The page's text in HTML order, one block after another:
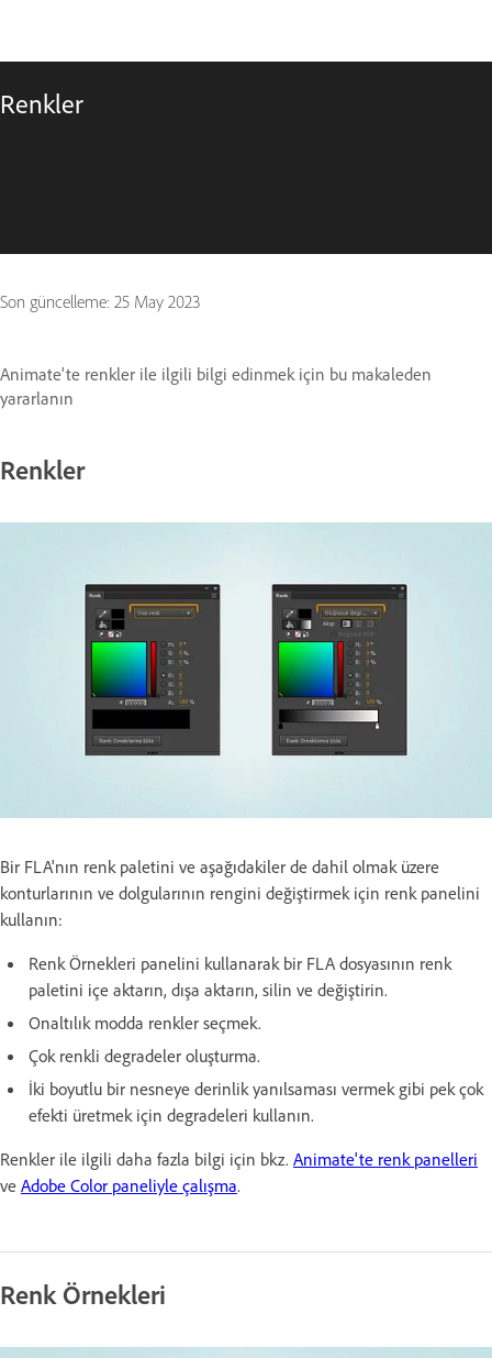
Renkler
Son güncelleme: 25 May 2023
Animate'te renkler ile ilgili bilgi edinmek için bu makaleden
yararlanın
Renkler
Bir FLA'nın renk paletini ve aşağıdakiler de dahil olmak üzere
konturlarının ve dolgularının rengini değiştirmek için renk panelini
kullanın:
Renk Örnekleri panelini kullanarak bir FLA dosyasının renk
paletini içe aktarın, dışa aktarın, silin ve değiştirin.
Onaltılık modda renkler seçmek.
Çok renkli degradeler oluşturma.
İki boyutlu bir nesneye derinlik yanılsaması vermek gibi pek çok
efekti üretmek için degradeleri kullanın.
Renkler ile ilgili daha fazla bilgi için bkz. Animate'te renk panelleri
ve Adobe Color paneliyle çalışma.
Renk Örnekleri